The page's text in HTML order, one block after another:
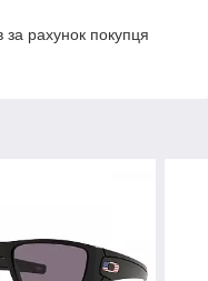
рахунок покупця